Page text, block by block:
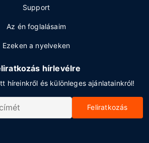
Support
Az én foglalásaim
Ezeken a nyelveken
hírlevélre
híreinkről és különleges ajánlatainkról!
Feliratkozás